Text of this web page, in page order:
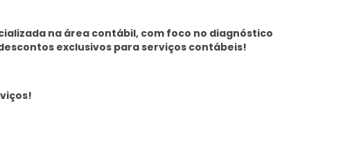
na área contábil, com foco no diagnóstico
exclusivos para serviços contábeis!